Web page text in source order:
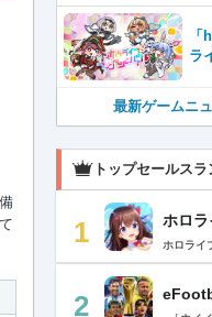
体
ラ
で
最新ゲームニ
トップセールス
1 ホロラ
2